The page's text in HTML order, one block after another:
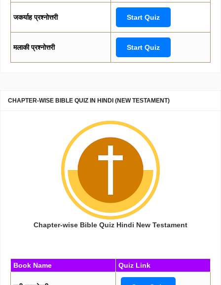
जकर्याह प्रश्नोत्तरी Start Quiz
मलाकी प्रश्नोत्तरी Start Quiz
CHAPTER-WISE BIBLE QUIZ IN HINDI (NEW TESTAMENT)
Chapter-wise Bible Quiz Hindi New Testament
Book Name Quiz Link